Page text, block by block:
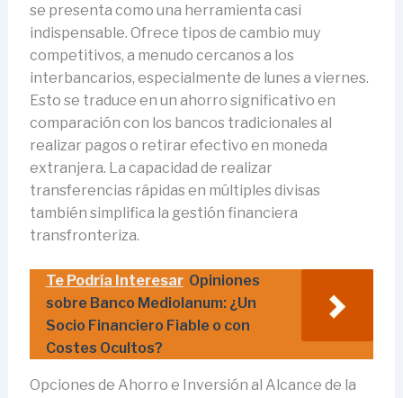
se presenta como una herramienta casi
indispensable. Ofrece tipos de cambio muy
competitivos, a menudo cercanos a los
interbancarios, especialmente de lunes a viernes.
Esto se traduce en un ahorro significativo en
comparación con los bancos tradicionales al
realizar pagos o retirar efectivo en moneda
extranjera. La capacidad de realizar
transferencias rápidas en múltiples divisas
también simplifica la gestión financiera
transfronteriza.
Te Podría Interesar Opiniones
sobre Banco Mediolanum: ¿Un
Socio Financiero Fiable o con
Costes Ocultos?
Opciones de Ahorro e Inversión al Alcance de la